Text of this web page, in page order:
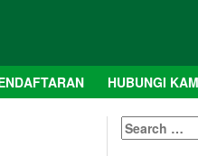
HUBUNGI
Search
for: